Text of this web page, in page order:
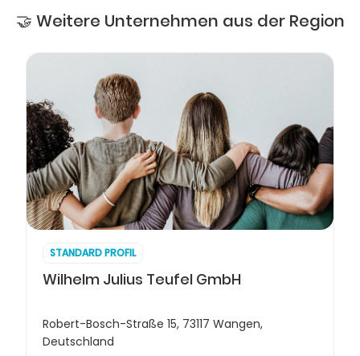
🤝 Weitere Unternehmen aus der Region
STANDARD PROFIL
Wilhelm Julius Teufel GmbH
Robert-Bosch-Straße 15, 73117 Wangen,
Deutschland